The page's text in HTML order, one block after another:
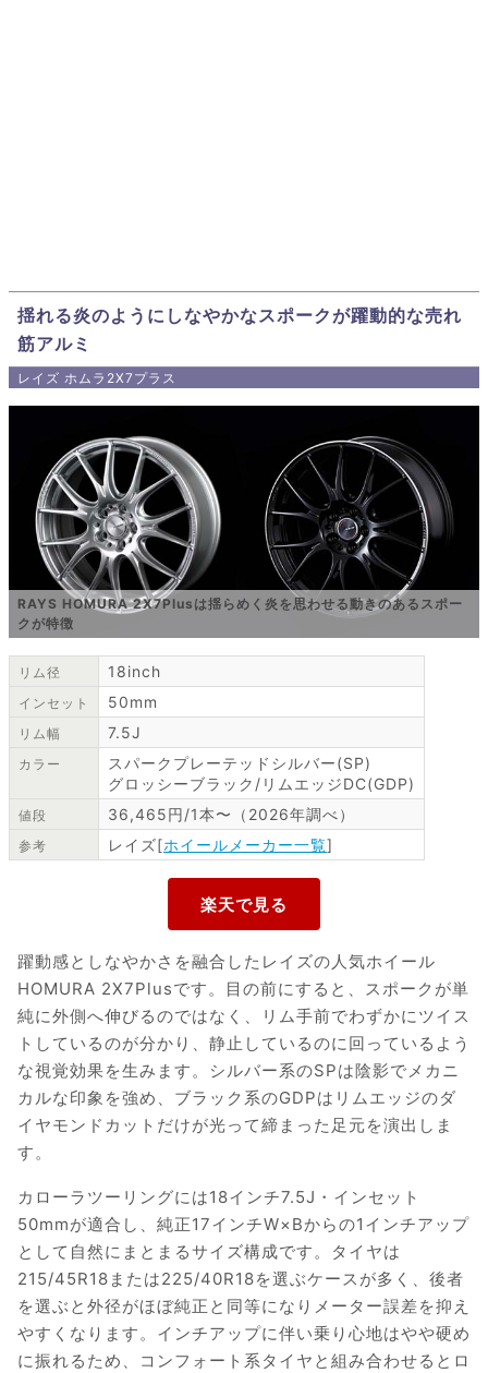
揺れる炎のようにしなやかなスポークが躍動的な売れ
筋アルミ
レイズ ホムラ2X7プラス
RAYS HOMURA 2X7Plusは揺らめく炎を思わせる動きのあるスポー
クが特徴
リム径 18inch
インセット 50mm
リム幅 7.5J
カラー
スパークプレーテッドシルバー(SP)
グロッシーブラック/リムエッジDC(GDP)
値段 36,465円/1本〜（2026年調べ）
参考 レイズ[ホイールメーカー一覧]
躍動感としなやかさを融合したレイズの人気ホイール
HOMURA 2X7Plusです。目の前にすると、スポークが単
純に外側へ伸びるのではなく、リム手前でわずかにツイス
トしているのが分かり、静止しているのに回っているよう
な視覚効果を生みます。シルバー系のSPは陰影でメカニ
カルな印象を強め、ブラック系のGDPはリムエッジのダ
イヤモンドカットだけが光って締まった足元を演出しま
す。
カローラツーリングには18インチ7.5J・インセット
50mmが適合し、純正17インチW×Bからの1インチアップ
として自然にまとまるサイズ構成です。タイヤは
215/45R18または225/40R18を選ぶケースが多く、後者
を選ぶと外径がほぼ純正と同等になりメーター誤差を抑え
やすくなります。インチアップに伴い乗り心地はやや硬め
に振れるため、コンフォート系タイヤと組み合わせるとロ